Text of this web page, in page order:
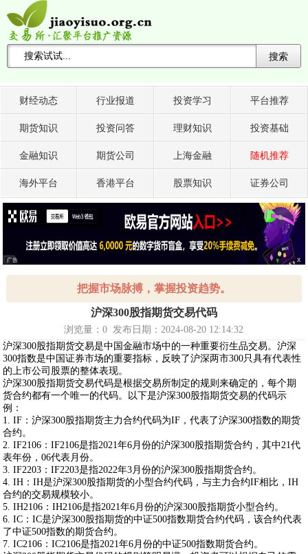
搜索
财经动态 行业报道 投资学习 平台推荐
期货知识 投资问答 理财知识 投资基础
金融知识 期货公司 上海金融 随机推荐
海外平台 香港平台 股票知识 证券公司
广告 X
把握市场脉搏，掌握投资趋势。
沪深300股指期货交易代码
浏览量：0 发布日期：2024-08-20 12:14:32
沪深300股指期货交易是中国金融市场中的一种重要衍生品交易。沪深
300指数是中国证券市场的重要指标，反映了沪深两市300只具有代表性
的上市公司股票的整体表现。
沪深300股指期货交易代码是根据交易所制定的规则来确定的，每个期
货合约都有一个唯一的代码。以下是沪深300股指期货交易的代码示
例：
1. IF：沪深300股指期货主力合约代码为IF，代表了沪深300指数的期货
合约。
2. IF2106：IF2106是指2021年6月份的沪深300股指期货合约，其中21代
表年份，06代表月份。
3. IF2203：IF2203是指2022年3月份的沪深300股指期货合约。
4. IH：IH是沪深300股指期货的小型合约代码，与主力合约IF相比，IH
合约的交易规模较小。
5. IH2106：IH2106是指2021年6月份的沪深300股指期货小型合约。
6. IC：IC是沪深300股指期货的中证500指数期货合约代码，该合约代表
了中证500指数的期货合约。
7. IC2106：IC2106是指2021年6月份的中证500指数期货合约。